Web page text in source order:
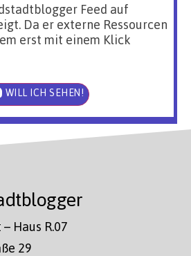
Feed auf
Da er externe Ressourcen
erst mit einem Klick
WILL ICH SEHEN!
Haus R.07
29